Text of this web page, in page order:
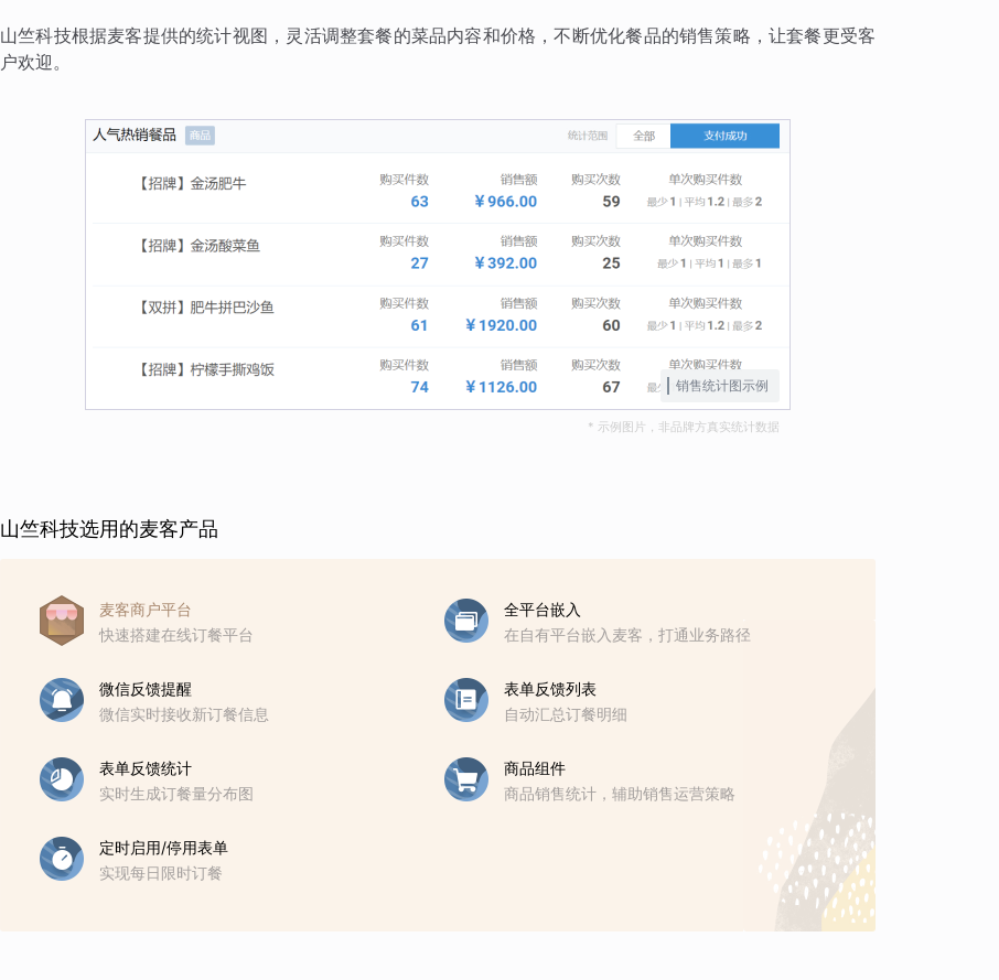
山竺科技根据麦客提供的统计视图，灵活调整套餐的菜品内容和价格，不断优化餐品的销售策略，让套餐更受客
户欢迎。
销售统计图示例
* 示例图片，非品牌方真实统计数据
山竺科技选用的麦客产品
麦客商户平台
快速搭建在线订餐平台
全平台嵌入
在自有平台嵌入麦客，打通业务路径
微信反馈提醒
微信实时接收新订餐信息
表单反馈列表
自动汇总订餐明细
表单反馈统计
实时生成订餐量分布图
商品组件
商品销售统计，辅助销售运营策略
定时启用/停用表单
实现每日限时订餐